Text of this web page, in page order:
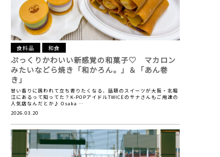
食料品 和食
ぷっくりかわいい新感覚の和菓子♡ マカロン
みたいなどら焼き「和かろん。」＆「あん巻
き」
甘い香りに誘われて立ち寄りたくなる、話題のスイーツが大阪・北堀
江にあるって知ってた？K-POPアイドルTWICEのサナさんもご用達の
人気店なんだとか♪ Osaka …
2026.03.20